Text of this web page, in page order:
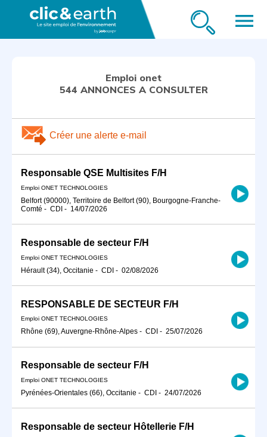
menu
Emploi onet
544 ANNONCES A CONSULTER
Créer une alerte e-mail
Responsable QSE Multisites F/H
Emploi ONET TECHNOLOGIES
Belfort (90000), Territoire de Belfort (90), Bourgogne-Franche-
Comté - CDI - 14/07/2026
Responsable de secteur F/H
Emploi ONET TECHNOLOGIES
Hérault (34), Occitanie - CDI - 02/08/2026
RESPONSABLE DE SECTEUR F/H
Emploi ONET TECHNOLOGIES
Rhône (69), Auvergne-Rhône-Alpes - CDI - 25/07/2026
Responsable de secteur F/H
Emploi ONET TECHNOLOGIES
Pyrénées-Orientales (66), Occitanie - CDI - 24/07/2026
Responsable de secteur Hôtellerie F/H